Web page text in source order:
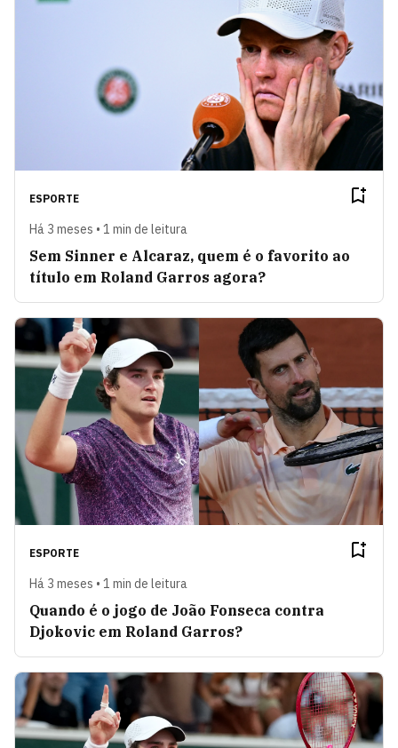
ESPORTE
Há 3 meses • 1 min de leitura
Sem Sinner e Alcaraz, quem é o favorito ao
título em Roland Garros agora?
ESPORTE
Há 3 meses • 1 min de leitura
Quando é o jogo de João Fonseca contra
Djokovic em Roland Garros?